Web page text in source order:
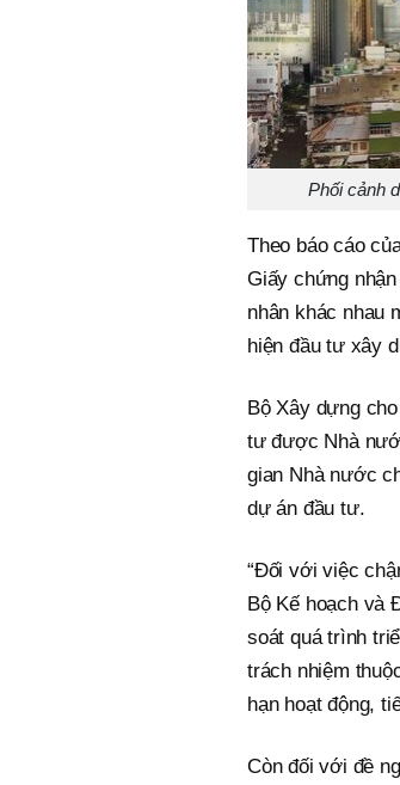
Phối cảnh
Theo báo cáo
Giấy chứng
nhân khác nhau
hiện đầu tư xây
Bộ Xây dựng
tư được Nhà
gian Nhà nước
dự án đầu tư.
“Đối với việc
Bộ Kế hoạch và
soát quá trình
trách nhiệm
hạn hoạt động,
Còn đối với đề